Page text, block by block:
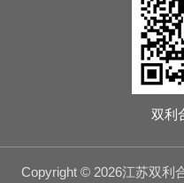
双利
Copyright © 2026江苏双